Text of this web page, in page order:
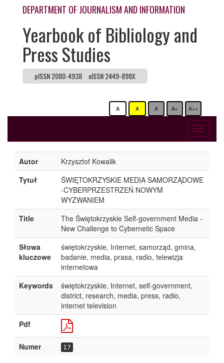
DEPARTMENT OF JOURNALISM AND INFORMATION
Yearbook of Bibliology and
Press Studies
pISSN 2080-4938 eISSN 2449-898X
A A A A+ A++
Toggle
Autor
Krzysztof Kowalik
Tytuł
ŚWIĘTOKRZYSKIE MEDIA SAMORZĄDOWE
-CYBERPRZESTRZEŃ NOWYM
WYZWANIEM
Title
The Świętokrzyskie Self-government Media -
New Challenge to Cybernetic Space
Słowa
kluczowe
świętokrzyskie, Internet, samorząd, gmina,
badanie, media, prasa, radio, telewizja
internetowa
Keywords
świętokrzyskie, Internet, self-government,
district, research, media, press, radio,
internet television
Pdf
Numer 17